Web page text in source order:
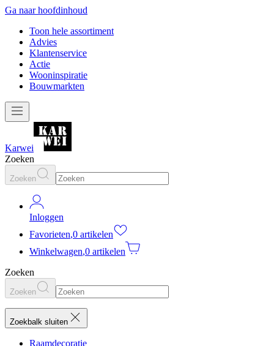
Ga naar hoofdinhoud
Toon hele assortiment
Advies
Klantenservice
Actie
Wooninspiratie
Bouwmarkten
Karwei
Zoeken
Zoeken
Inloggen
Favorieten,0 artikelen
Winkelwagen,0 artikelen
Zoeken
Zoeken
Zoekbalk sluiten
Raamdecoratie